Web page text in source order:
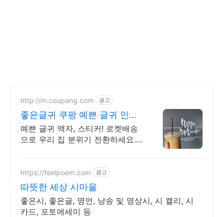
http://m.coupang.com 광고
좋은글귀 쿠팡 예쁜 글귀 인테
리어
예쁜 글귀 액자, 스티커! 로켓배송
으로 우리 집 분위기 전환하세요.
https://feelpoem.com 광고
따뜻한 세상 시마을
좋은시, 좋은글, 명언, 낭송 및 영상시, 시 캘리, 시
카드, 포토에세이 등